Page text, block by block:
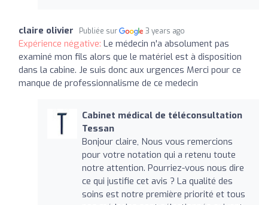
claire olivier Publiée sur 3 years ago
Expérience négative: Le médecin n'a absolument pas
examiné mon fils alors que le matériel est à disposition
dans la cabine. Je suis donc aux urgences Merci pour ce
manque de professionnalisme de ce medecin
Cabinet médical de téléconsultation
Tessan
Bonjour claire, Nous vous remercions
pour votre notation qui a retenu toute
notre attention. Pourriez-vous nous dire
ce qui justifie cet avis ? La qualité des
soins est notre première priorité et tous